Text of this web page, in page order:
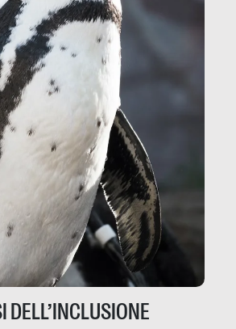
DELL’INCLUSIONE